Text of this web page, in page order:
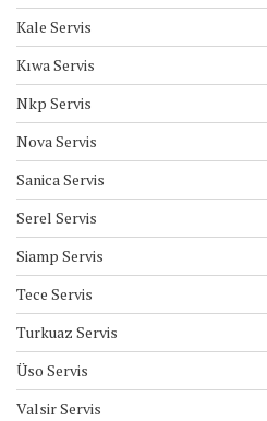
Kale Servis
Kıwa Servis
Nkp Servis
Nova Servis
Sanica Servis
Serel Servis
Siamp Servis
Tece Servis
Turkuaz Servis
Üso Servis
Valsir Servis